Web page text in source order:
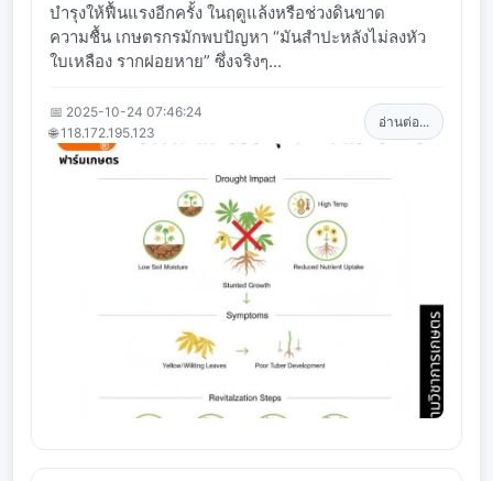
บำรุงให้ฟื้นแรงอีกครั้ง ในฤดูแล้งหรือช่วงดินขาด
ความชื้น เกษตรกรมักพบปัญหา “มันสำปะหลังไม่ลงหัว
ใบเหลือง รากฝอยหาย” ซึ่งจริงๆ...
📅 2025-10-24 07:46:24
🌐 118.172.195.123
อ่านต่อ...